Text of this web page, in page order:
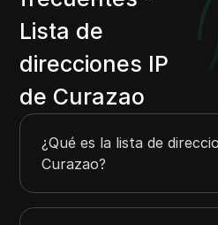
190.185.0.0
200.6.56.0
200.6.63.255
200.115.179.0
198.93.48.0
Lista de
direcciones IP
de Curazao
¿Qué es la lista de
Curazao?